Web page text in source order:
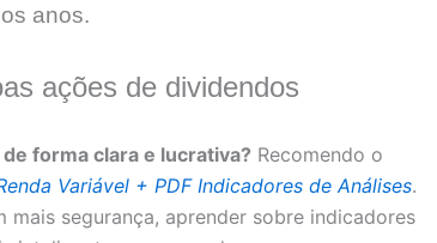
anos.
ações de dividendos
forma clara e lucrativa? Recomendo o
Variável + PDF Indicadores de Análises.
mais segurança, aprender sobre indicadores